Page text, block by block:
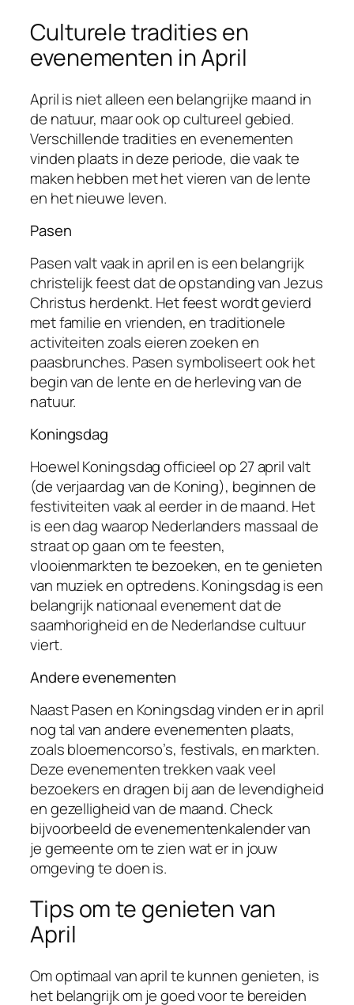
Culturele tradities en
evenementen in April
April is niet alleen een belangrijke maand in
de natuur, maar ook op cultureel gebied.
Verschillende tradities en evenementen
vinden plaats in deze periode, die vaak te
maken hebben met het vieren van de lente
en het nieuwe leven.
Pasen
Pasen valt vaak in april en is een belangrijk
christelijk feest dat de opstanding van Jezus
Christus herdenkt. Het feest wordt gevierd
met familie en vrienden, en traditionele
activiteiten zoals eieren zoeken en
paasbrunches. Pasen symboliseert ook het
begin van de lente en de herleving van de
natuur.
Koningsdag
Hoewel Koningsdag officieel op 27 april valt
(de verjaardag van de Koning), beginnen de
festiviteiten vaak al eerder in de maand. Het
is een dag waarop Nederlanders massaal de
straat op gaan om te feesten,
vlooienmarkten te bezoeken, en te genieten
van muziek en optredens. Koningsdag is een
belangrijk nationaal evenement dat de
saamhorigheid en de Nederlandse cultuur
viert.
Andere evenementen
Naast Pasen en Koningsdag vinden er in april
nog tal van andere evenementen plaats,
zoals bloemencorso’s, festivals, en markten.
Deze evenementen trekken vaak veel
bezoekers en dragen bij aan de levendigheid
en gezelligheid van de maand. Check
bijvoorbeeld de evenementenkalender van
je gemeente om te zien wat er in jouw
omgeving te doen is.
Tips om te genieten van
April
Om optimaal van april te kunnen genieten, is
het belangrijk om je goed voor te bereiden